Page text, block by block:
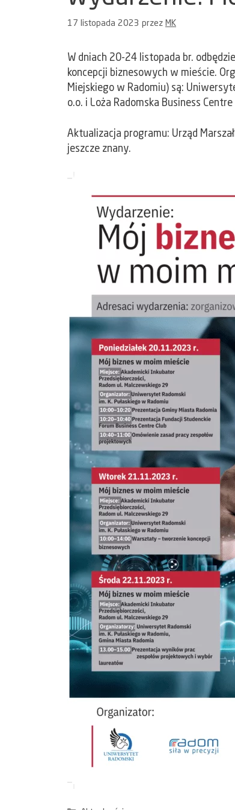
17 listopada 2023 przez MK
W dniach 20-24 listopada br.
koncepcji biznesowych w mieście.
Miejskiego w Radomiu) są:
o.o. i Loża Radomska Business Centre
Aktualizacja programu: Urząd
jeszcze znany.